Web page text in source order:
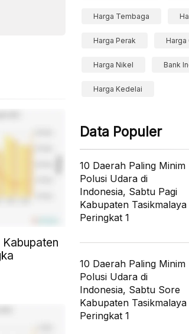
Harga Tembaga
Harga Perak Harga
Harga Nikel Bank
Harga Kedelai
Data Populer
10 Daerah Paling Minim
Polusi Udara di
Indonesia, Sabtu Pagi
Kabupaten Tasikmalaya
Peringkat 1
10 Daerah Paling Minim
Polusi Udara di
Indonesia, Sabtu Sore
Kabupaten Tasikmalaya
Peringkat 1